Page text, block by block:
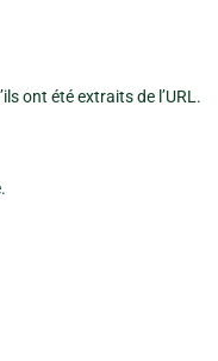
ont été extraits de l’URL.